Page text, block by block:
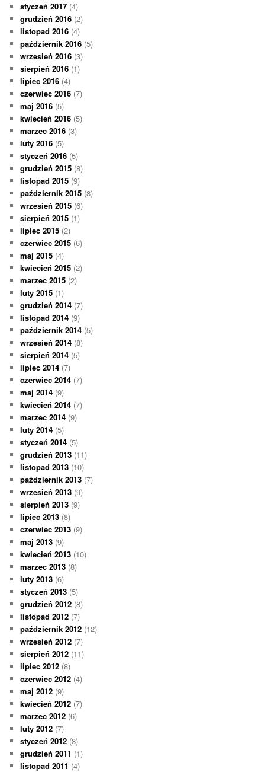
styczeń 2017 (4)
grudzień 2016 (2)
listopad 2016 (4)
październik 2016 (5)
wrzesień 2016 (3)
sierpień 2016 (1)
lipiec 2016 (4)
czerwiec 2016 (7)
maj 2016 (5)
kwiecień 2016 (5)
marzec 2016 (3)
luty 2016 (5)
styczeń 2016 (5)
grudzień 2015 (8)
listopad 2015 (9)
październik 2015 (8)
wrzesień 2015 (6)
sierpień 2015 (1)
lipiec 2015 (2)
czerwiec 2015 (6)
maj 2015 (4)
kwiecień 2015 (2)
marzec 2015 (2)
luty 2015 (1)
grudzień 2014 (7)
listopad 2014 (9)
październik 2014 (5)
wrzesień 2014 (8)
sierpień 2014 (5)
lipiec 2014 (7)
czerwiec 2014 (7)
maj 2014 (9)
kwiecień 2014 (7)
marzec 2014 (9)
luty 2014 (5)
styczeń 2014 (5)
grudzień 2013 (11)
listopad 2013 (10)
październik 2013 (7)
wrzesień 2013 (9)
sierpień 2013 (9)
lipiec 2013 (8)
czerwiec 2013 (9)
maj 2013 (9)
kwiecień 2013 (10)
marzec 2013 (8)
luty 2013 (6)
styczeń 2013 (5)
grudzień 2012 (8)
listopad 2012 (7)
październik 2012 (12)
wrzesień 2012 (7)
sierpień 2012 (11)
lipiec 2012 (8)
czerwiec 2012 (4)
maj 2012 (9)
kwiecień 2012 (7)
marzec 2012 (6)
luty 2012 (7)
styczeń 2012 (8)
grudzień 2011 (1)
listopad 2011 (4)